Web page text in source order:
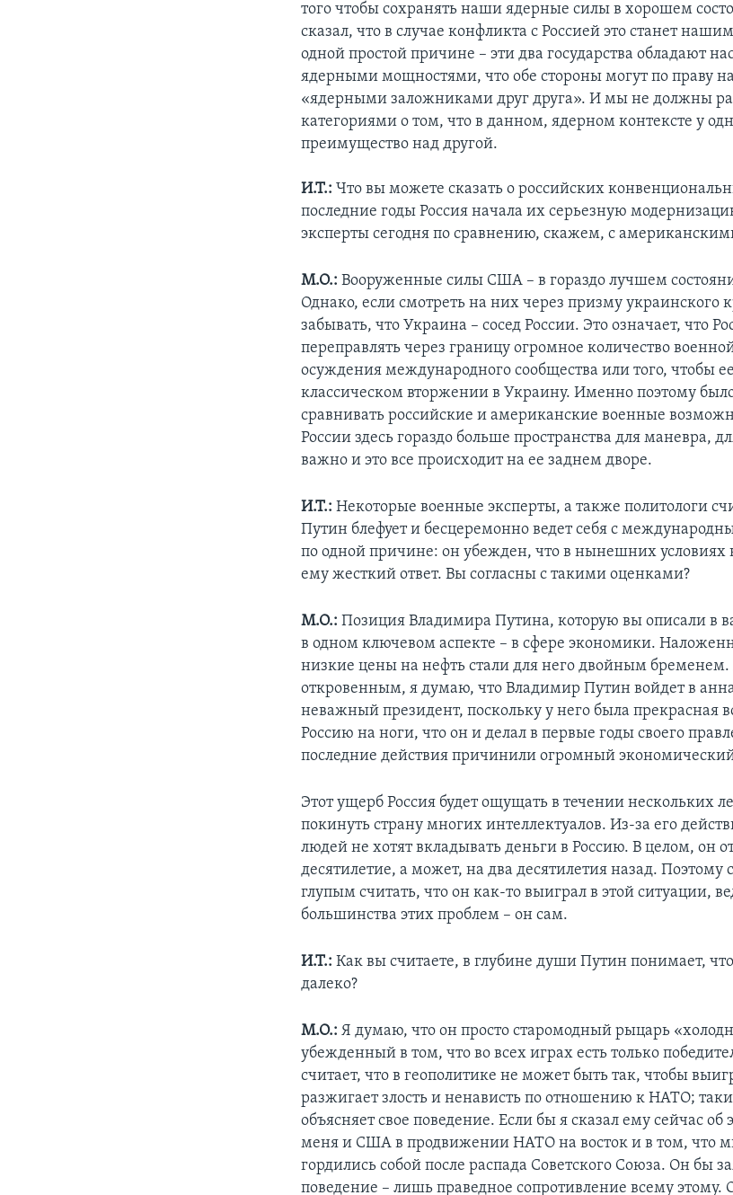
того чтобы сохранять наши ядерные силы в хорошем
сказал, что в случае конфликта с Россией это станет
одной простой причине – эти два государства обладают
ядерными мощностями, что обе стороны могут по праву
«ядерными заложниками друг друга». И мы не должны
категориями о том, что в данном, ядерном контексте у
преимущество над другой.
И.Т.: Что вы можете сказать о российских
последние годы Россия начала их серьезную
эксперты сегодня по сравнению, скажем, с
М.О.:Вооруженные силы США – в гораздо лучшем
Однако, если смотреть на них через призму украинского
забывать, что Украина – сосед России. Это означает, что
переправлять через границу огромное количество
осуждения международного сообщества или того, чтобы
классическом вторжении в Украину. Именно поэтому
сравнивать российские и американские военные
России здесь гораздо больше пространства для маневра,
важно и это все происходит на ее заднем дворе.
И.Т.:Некоторые военные эксперты, а также политологи
Путин блефует и бесцеремонно ведет себя с
по одной причине: он убежден, что в нынешних условиях
ему жесткий ответ. Вы согласны с такими оценками?
М.О.: Позиция Владимира Путина, которую вы описали в
в одном ключевом аспекте – в сфере экономики.
низкие цены на нефть стали для него двойным бременем.
откровенным, я думаю, что Владимир Путин войдет в
неважный президент, поскольку у него была прекрасная
Россию на ноги, что он и делал в первые годы своего
последние действия причинили огромный
Этот ущерб Россия будет ощущать в течении нескольких
покинуть страну многих интеллектуалов. Из-за его
людей не хотят вкладывать деньги в Россию. В целом, он
десятилетие, а может, на два десятилетия назад. Поэтому
глупым считать, что он как-то выиграл в этой ситуации,
большинства этих проблем – он сам.
И.Т.: Как вы считаете, в глубине души Путин понимает,
далеко?
М.О.: Я думаю, что он просто старомодный рыцарь
убежденный в том, что во всех играх есть только
считает, что в геополитике не может быть так, чтобы
разжигает злость и ненависть по отношению к НАТО;
объясняет свое поведение. Если бы я сказал ему сейчас
меня и США в продвижении НАТО на восток и в том, что
гордились собой после распада Советского Союза. Он бы
поведение – лишь праведное сопротивление всему этому.